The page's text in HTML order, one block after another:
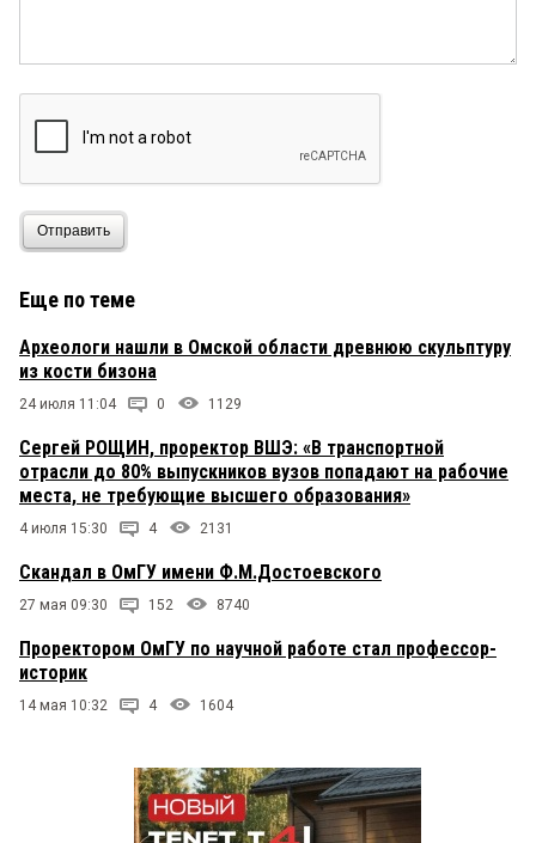
Отправить
Еще по теме
Археологи нашли в Омской области древнюю скульптуру
из кости бизона
24 июля 11:04 0 1129
Сергей РОЩИН, проректор ВШЭ: «В транспортной
отрасли до 80% выпускников вузов попадают на рабочие
места, не требующие высшего образования»
4 июля 15:30 4 2131
Скандал в ОмГУ имени Ф.М.Достоевского
27 мая 09:30 152 8740
Проректором ОмГУ по научной работе стал профессор-
историк
14 мая 10:32 4 1604